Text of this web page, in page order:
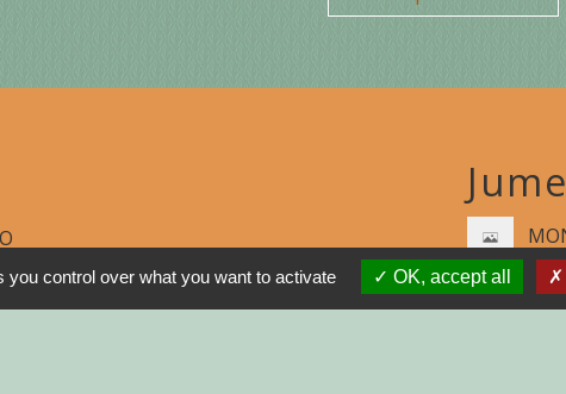
control over what you want to activate OK, accept all